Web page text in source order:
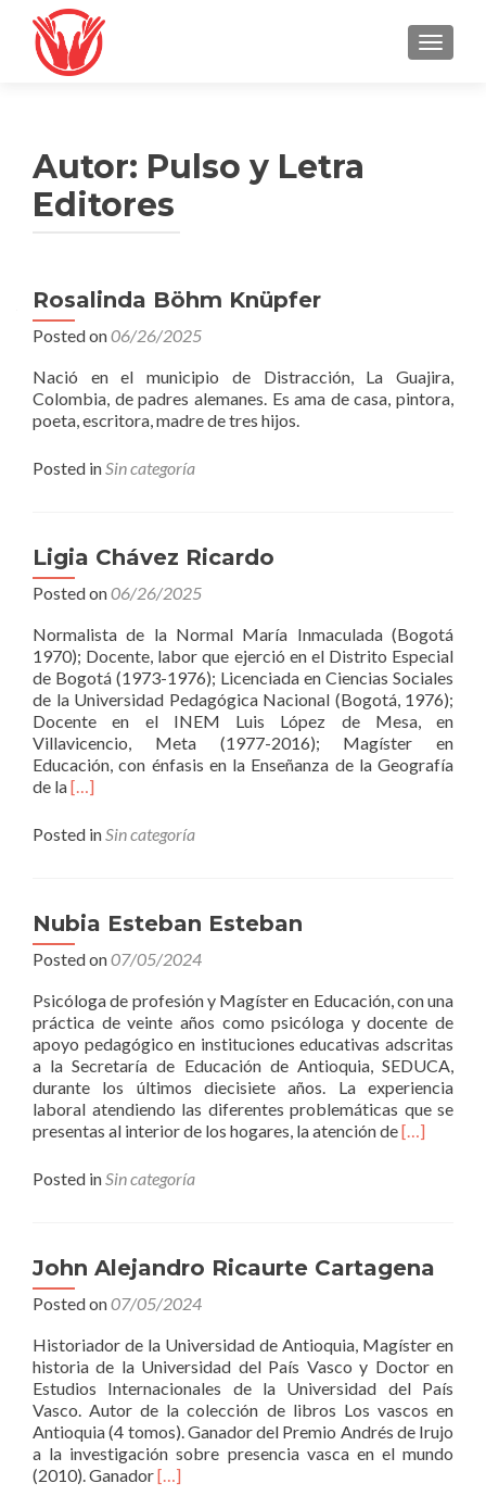
Autor: Pulso y Letra
Editores
Rosalinda Böhm Knüpfer
Posted on06/26/2025
Nació en el municipio de Distracción, La Guajira,
Colombia, de padres alemanes. Es ama de casa, pintora,
poeta, escritora, madre de tres hijos.
Posted inSin categoría
Ligia Chávez Ricardo
Posted on06/26/2025
Normalista de la Normal María Inmaculada (Bogotá
1970); Docente, labor que ejerció en el Distrito Especial
de Bogotá (1973-1976); Licenciada en Ciencias Sociales
de la Universidad Pedagógica Nacional (Bogotá, 1976);
Docente en el INEM Luis López de Mesa, en
Villavicencio, Meta (1977-2016); Magíster en
Educación, con énfasis en la Enseñanza de la Geografía
de laRead
about
[…]
Posted inSin categoría
Nubia Esteban Esteban
Posted on07/05/2024
Psicóloga de profesión y Magíster en Educación, con una
práctica de veinte años como psicóloga y docente de
apoyo pedagógico en instituciones educativas adscritas
a la Secretaría de Educación de Antioquia, SEDUCA,
durante los últimos diecisiete años. La experiencia
laboral atendiendo las diferentes problemáticas que se
presentas al interior de los hogares, la atención deRead
[…]
Posted inSin categoría
John Alejandro Ricaurte Cartagena
Posted on07/05/2024
Historiador de la Universidad de Antioquia, Magíster en
historia de la Universidad del País Vasco y Doctor en
Estudios Internacionales de la Universidad del País
Vasco. Autor de la colección de libros Los vascos en
Antioquia (4 tomos). Ganador del Premio Andrés de Irujo
a la investigación sobre presencia vasca en el mundo
(2010). GanadorRead
[…]
Navegación
de
entradas